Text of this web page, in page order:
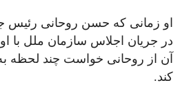
او زمانى که حسن روحانى رئیس
در جریان اجلاس سازمان ملل با
آن از روحانى خواست چند لحظه
کند.